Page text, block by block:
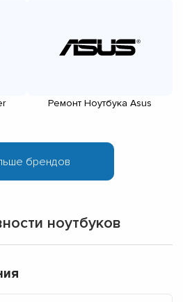
Ремонт Ноутбука Asus
ноутбуков